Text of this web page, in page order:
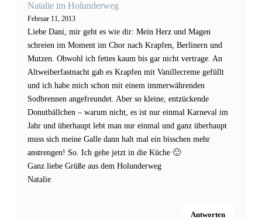
Natalie im Holunderweg
Februar 11, 2013
Liebe Dani, mir geht es wie dir: Mein Herz und Magen
schreien im Moment im Chor nach Krapfen, Berlinern und
Mutzen. Obwohl ich fettes kaum bis gar nicht vertrage. An
Altweiberfastnacht gab es Krapfen mit Vanillecreme gefüllt
und ich habe mich schon mit einem immerwährenden
Sodbrennen angefreundet. Aber so kleine, entzückende
Donutbällchen – warum nicht, es ist nur einmal Karneval im
Jahr und überhaupt lebt man nur einmal und ganz überhaupt
muss sich meine Galle dann halt mal ein bisschen mehr
anstrengen! So. Ich gehe jetzt in die Küche 🙂
Ganz liebe Grüße aus dem Holunderweg
Natalie
Antworten